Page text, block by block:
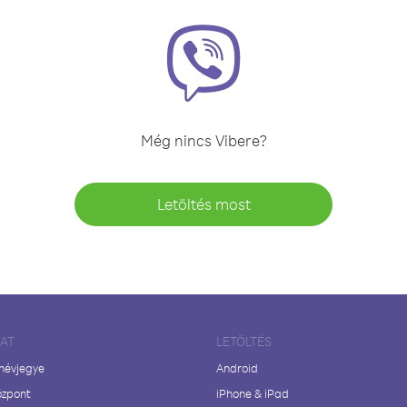
Még nincs Vibere?
Letöltés most
LETÖLTÉS
Android
iPhone & iPad